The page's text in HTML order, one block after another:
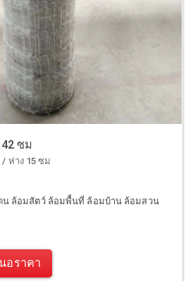
ซม
/ ห่าง 15 ซม
น ล้อมสัตว์ ล้อมพื้นที่ ล้อมบ้าน ล้อมสวน
อราคา